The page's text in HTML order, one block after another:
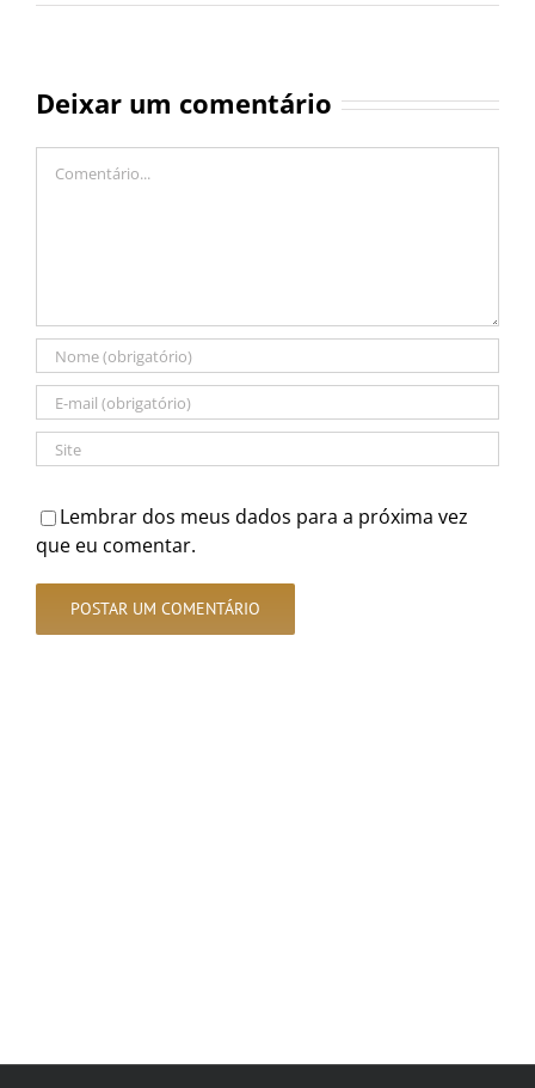
Deixar um comentário
Lembrar dos meus dados para a próxima vez
que eu comentar.